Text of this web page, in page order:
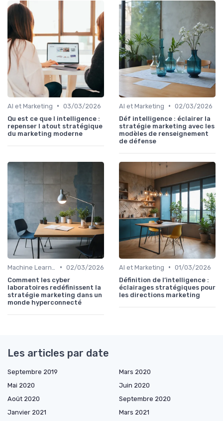
AI et Marketing • 03/03/2026
Qu est ce que l intelligence :
repenser l atout stratégique
du marketing moderne
AI et Marketing • 02/03/2026
Déf intelligence : éclairer la
stratégie marketing avec les
modèles de renseignement
de défense
• 02/03/2026
Comment les cyber
laboratoires redéfinissent la
stratégie marketing dans un
monde hyperconnecté
AI et Marketing • 01/03/2026
Définition de l’intelligence :
éclairages stratégiques pour
les directions marketing
Les articles par date
Septembre 2019
Mars 2020
Mai 2020
Juin 2020
Août 2020
Septembre 2020
Janvier 2021
Mars 2021